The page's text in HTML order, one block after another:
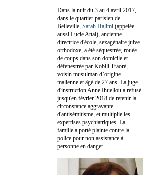
Dans la nuit du 3 au 4 avril 2017,
dans le quartier parisien de
Belleville, Sarah Halimi (appelée
aussi Lucie Attal), ancienne
directrice d'école, sexagénaire juive
orthodoxe, a été séquestrée, rouée
de coups dans son domicile et
défenestrée par Kobili Traoré,
voisin musulman d’origine
malienne et âgé de 27 ans. La juge
d'instruction Anne Ihuellou a refusé
jusqu'en février 2018 de retenir la
circonstance aggravante
d'antisémitisme, et multiplie les
expertises psychiatriques. La
famille a porté plainte contre la
police pour non assistance à
personne en danger.